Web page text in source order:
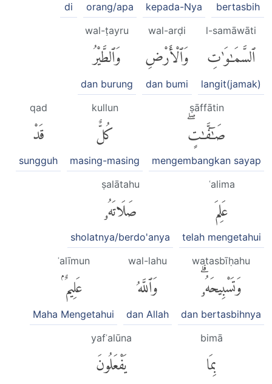
bertasbih
kepada-Nya
orang/apa
di
l-samāwāti
ٱلسَّمَٰوَٰتِ
langit(jamak)
wal-arḍi
وَٱلْأَرْضِ
dan bumi
wal-ṭayru
وَٱلطَّيْرُ
dan burung
ṣāffātin
صَٰٓفَّٰتٍۖ
mengembangkan sayap
kullun
كُلٌّ
masing-masing
qad
قَدْ
sungguh
ʿalima
عَلِمَ
telah mengetahui
ṣalātahu
صَلَاتَهُۥ
sholatnya/berdo'anya
watasbīḥahu
وَتَسْبِيحَهُۥۗ
dan bertasbihnya
wal-lahu
وَٱللَّهُ
dan Allah
ʿalīmun
عَلِيمٌۢ
Maha Mengetahui
bimā
بِمَا
yafʿalūna
يَفْعَلُونَ